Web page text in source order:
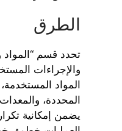
الطرق
تحدد قسم “المواد
والإجراءات
المواد
المحددة،
يضمن إمكانية